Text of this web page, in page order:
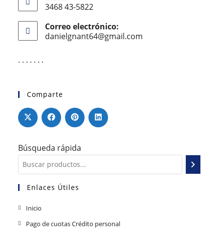
3468 43-5822
Correo electrónico:
danielgnant64@gmail.com
. . . . . . .
Comparte
Búsqueda rápida
Enlaces Útiles
Inicio
Pago de cuotas Crédito personal